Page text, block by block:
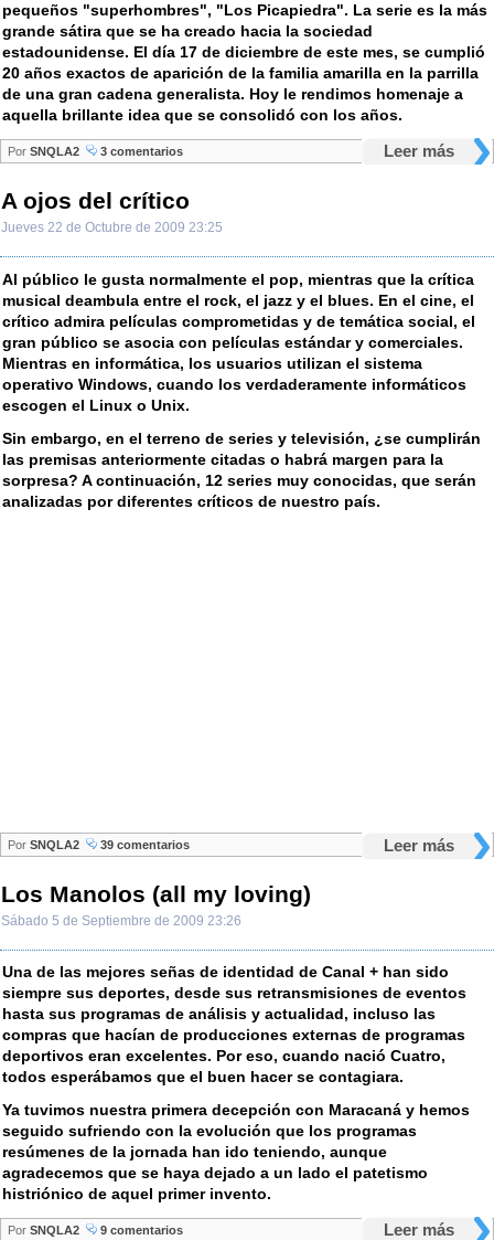
pequeños "superhombres", "Los Picapiedra". La serie es la más
grande sátira que se ha creado hacia la sociedad
estadounidense. El día 17 de diciembre de este mes, se cumplió
20 años exactos de aparición de la familia amarilla en la parrilla
de una gran cadena generalista. Hoy le rendimos homenaje a
aquella brillante idea que se consolidó con los años.
Leer más
Por SNQLA2 3 comentarios
A ojos del crítico
Jueves 22 de Octubre de 2009 23:25
Al público le gusta normalmente el pop, mientras que la crítica
musical deambula entre el rock, el jazz y el blues. En el cine, el
crítico admira películas comprometidas y de temática social, el
gran público se asocia con películas estándar y comerciales.
Mientras en informática, los usuarios utilizan el sistema
operativo Windows, cuando los verdaderamente informáticos
escogen el Linux o Unix.
Sin embargo, en el terreno de series y televisión, ¿se cumplirán
las premisas anteriormente citadas o habrá margen para la
sorpresa? A continuación, 12 series muy conocidas, que serán
analizadas por diferentes críticos de nuestro país.
Leer más
Por SNQLA2 39 comentarios
Los Manolos (all my loving)
Sábado 5 de Septiembre de 2009 23:26
Una de las mejores señas de identidad de Canal + han sido
siempre sus deportes, desde sus retransmisiones de eventos
hasta sus programas de análisis y actualidad, incluso las
compras que hacían de producciones externas de programas
deportivos eran excelentes. Por eso, cuando nació Cuatro,
todos esperábamos que el buen hacer se contagiara.
Ya tuvimos nuestra primera decepción con Maracaná y hemos
seguido sufriendo con la evolución que los programas
resúmenes de la jornada han ido teniendo, aunque
agradecemos que se haya dejado a un lado el patetismo
histriónico de aquel primer invento.
Leer más
Por SNQLA2 9 comentarios